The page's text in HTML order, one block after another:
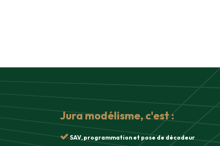
Jura modélisme, c'est :
SAV, programmation et pose de décodeur